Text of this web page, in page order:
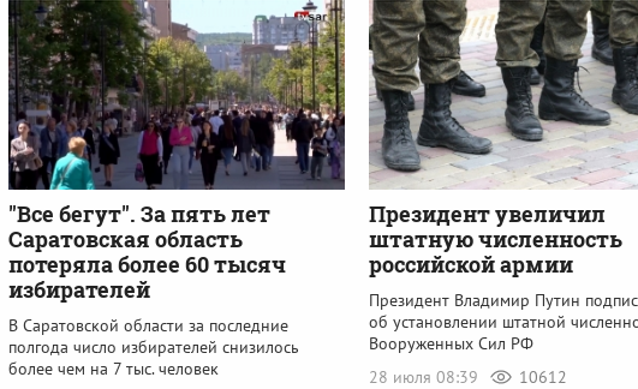
"Все бегут". За пять лет
Саратовская область
потеряла более 60 тысяч
избирателей
В Саратовской области за последние
полгода число избирателей снизилось
более чем на 7 тыс. человек
Президент увеличил
штатную численность
российской армии
Президент Владимир Путин
об установлении штатной
Вооруженных Сил РФ
28 июля 08:39
10612